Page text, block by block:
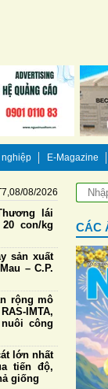
nghiệp E-Magazine
08/2026
lái
con/kg
sản xuất
– C.P.
rộng mô
IMTA,
công
lớn nhất
tiến độ,
giống
CÁC